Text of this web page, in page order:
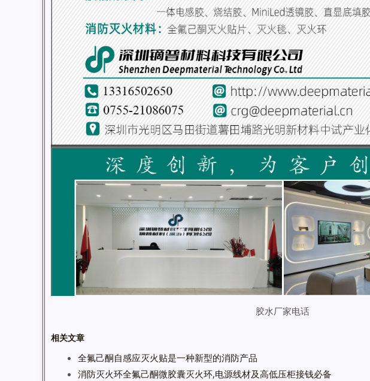
胶水厂家电话
相关文章
全氟己酮自感应灭火贴是一种新型的消防产品
消防灭火环全氟己酮微胶囊灭火环,电源线材及高低压柜接钱必备